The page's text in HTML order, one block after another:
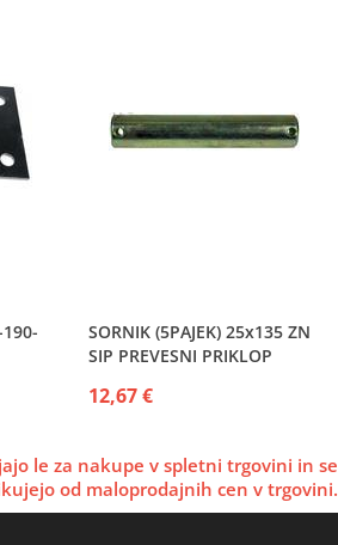
190-
SORNIK (5PAJEK) 25x135 ZN
SIP PREVESNI PRIKLOP
12,67 €
le za nakupe v spletni trgovini in se
od maloprodajnih cen v trgovini.